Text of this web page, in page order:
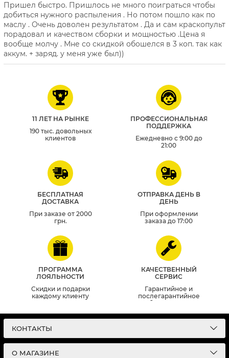
Пришел быстро. Пришлось не много поиграться чтобы
добиться нужного распыления . Но потом пошло как по
маслу . Очень доволен результатом . Да и сам краскопульт
порадовал и качеством сборки и мощностью .Цена я
вообще молчу . Мне со скидкой обошелся в 3 коп. так как
аккум. + заряд. у меня уже был))
11 ЛЕТ НА РЫНКЕ
190 тыс. довольных
клиентов
ПРОФЕССИОНАЛЬНАЯ
ПОДДЕРЖКА
Ежедневно с 9:00 до
21:00
БЕСПЛАТНАЯ
ДОСТАВКА
При заказе от 2000
грн.
ОТПРАВКА ДЕНЬ В
ДЕНЬ
При оформлении
заказа до 17:00
ПРОГРАММА
ЛОЯЛЬНОСТИ
Скидки и подарки
каждому клиенту
КАЧЕСТВЕННЫЙ
СЕРВИС
Гарантийное и
послегарантийное
обслуживание
КОНТАКТЫ
О МАГАЗИНЕ